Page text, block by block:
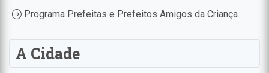
Programa Prefeitas e Prefeitos Amigos da Criança
A Cidade